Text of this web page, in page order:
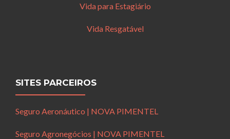
Vida para Estagiário
Vida Resgatável
SITES PARCEIROS
Seguro Aeronáutico | NOVA PIMENTEL
Seguro Agronegócios | NOVA PIMENTEL